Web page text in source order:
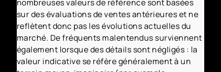
nombreuses valeurs de référence sont basées
sur des évaluations de ventes antérieures et ne
reflètent donc pas les évolutions actuelles du
marché. De fréquents malentendus surviennent
également lorsque des détails sont négligés : la
valeur indicative se réfère généralement à un